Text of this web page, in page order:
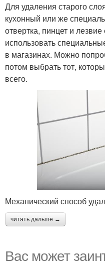
Для удаления старого
кухонный или же
отвертка, пинцет и
использовать
в магазинах. Можно
потом выбрать тот,
всего.
Механический способ
читать дальше →
Вас может